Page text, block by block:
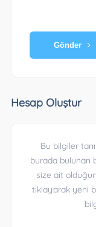
Gönder
Hesap Oluştur
Bu bilgiler
burada bulunan
size ait
tıklayarak yeni